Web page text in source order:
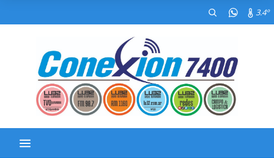
3.4º